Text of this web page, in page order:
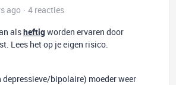
ago
4 reacties
alsheftigworden ervaren door
Lees het op je eigen risico.
bipolaire) moeder weer